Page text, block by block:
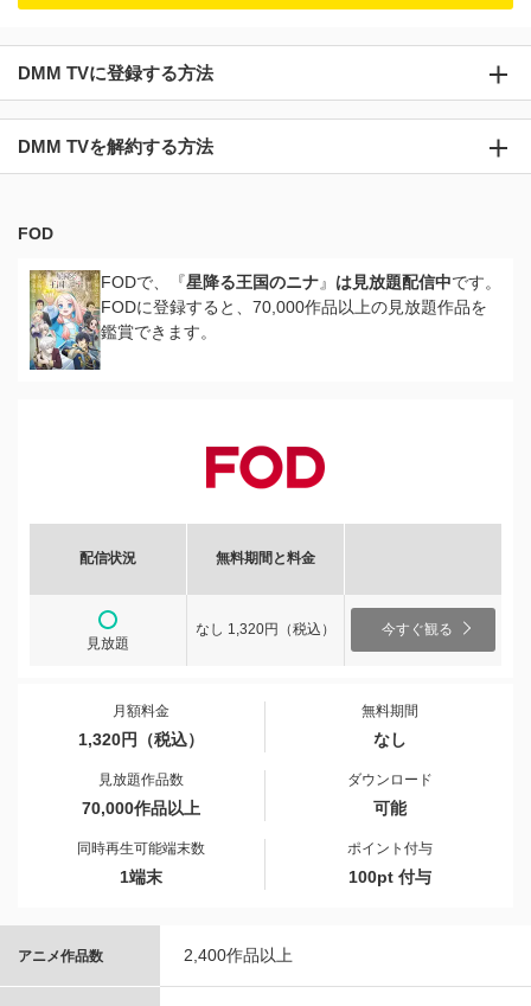
DMM TVに登録する方法
DMM TVを解約する方法
FOD
FODで、『星降る王国のニナ』 は見放題配信中です。
FODに登録すると、70,000作品以上の見放題作品を
鑑賞できます。
配信状況 無料期間と料金
見放題
なし 1,320円（税込） 今すぐ観る
月額料金
1,320円（税込）
無料期間
なし
見放題作品数
70,000作品以上
ダウンロード
可能
同時再生可能端末数
1端末
ポイント付与
100pt 付与
アニメ作品数 2,400作品以上